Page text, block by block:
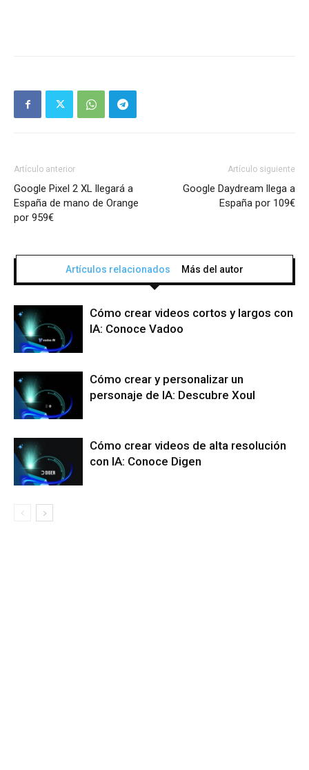
Artículo anterior
Google Pixel 2 XL llegará a
España de mano de Orange
por 959€
Artículo siguiente
Google Daydream llega a
España por 109€
Artículos relacionados Más del autor
Cómo crear videos cortos y largos con
IA: Conoce Vadoo
Cómo crear y personalizar un
personaje de IA: Descubre Xoul
Cómo crear videos de alta resolución
con IA: Conoce Digen